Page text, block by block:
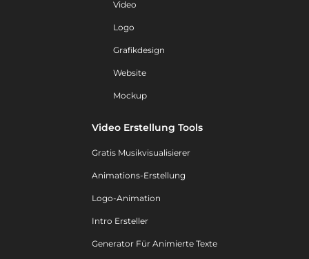
Video
Logo
Grafikdesign
Website
Mockup
Video Erstellung Tools
Gratis Musikvisualisierer
Animations-Erstellung
Logo-Animation
Intro Ersteller
Generator Für Animierte Texte